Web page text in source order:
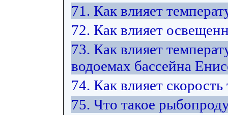
71. Как влияет
72. Как влияет
73. Как влияет
водоемах бассейна
74. Как влияет
75. Что такое